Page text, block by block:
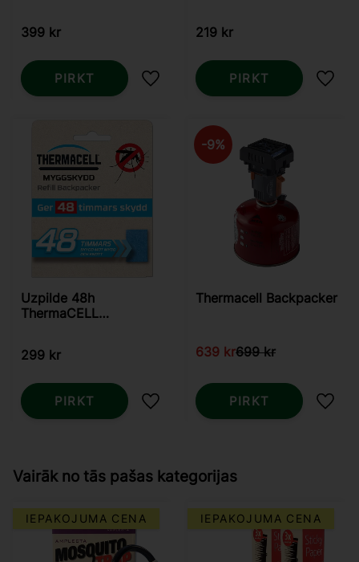
399 kr
Pievienot vēlmjām
PIRKT
219 kr
PIRKT
Uzpilde 48h
ThermaCELL
299 kr
Pievienot vēlmjām
PIRKT
Thermacell Backpacker
639 kr699kr
9%
PIRKT
Vairāk no tās pašas kategorijas
IEPAKOJUMA CENA IEPAKOJUMA CENA